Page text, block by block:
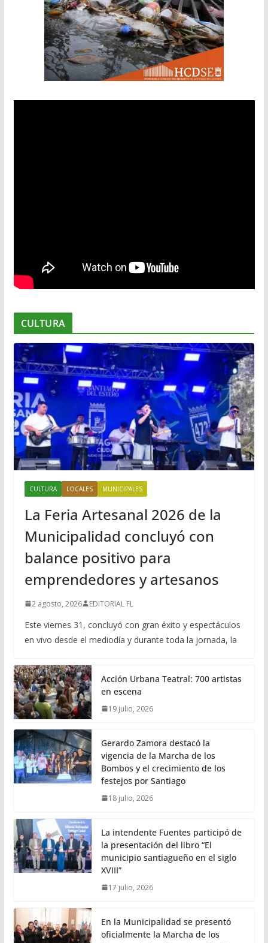
CULTURA
CULTURA LOCALES MUNICIPALES
La Feria Artesanal 2026 de la
Municipalidad concluyó con
balance positivo para
emprendedores y artesanos
2 agosto, 2026 EDITORIAL FL
Este viernes 31, concluyó con gran éxito y espectáculos
en vivo desde el mediodía y durante toda la jornada, la
Acción Urbana Teatral: 700 artistas
en escena
19 julio, 2026
Gerardo Zamora destacó la
vigencia de la Marcha de los
Bombos y el crecimiento de los
festejos por Santiago
18 julio, 2026
La intendente Fuentes participó de
la presentación del libro “El
municipio santiagueño en el siglo
XVIII”
17 julio, 2026
En la Municipalidad se presentó
oficialmente la Marcha de los